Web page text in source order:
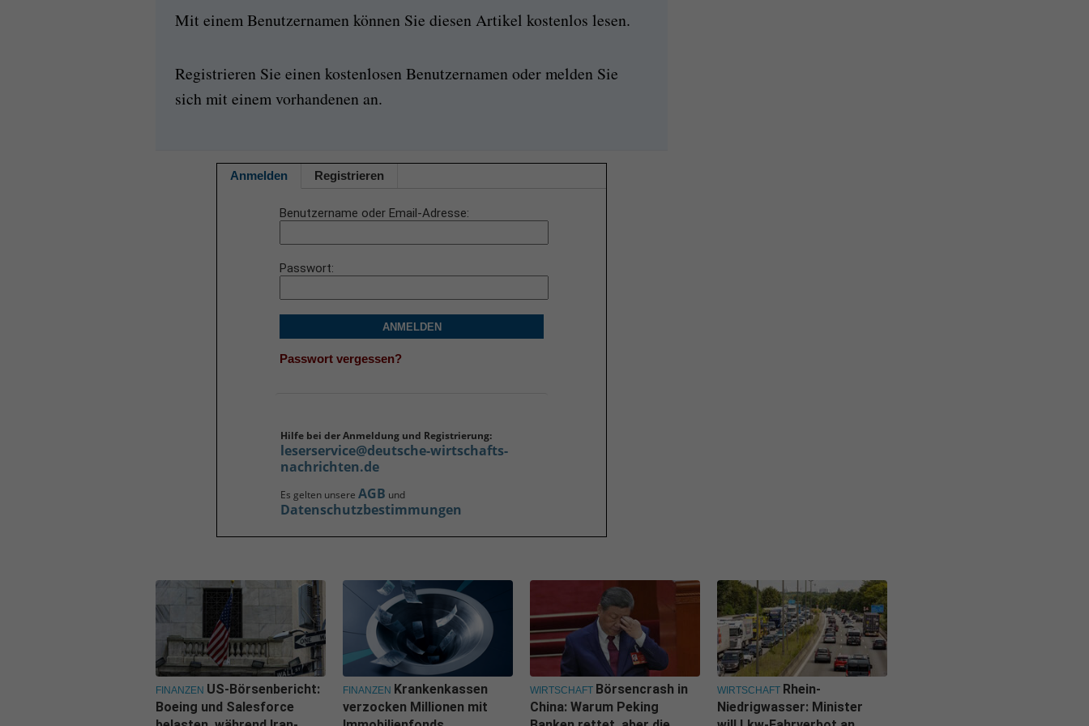
Mit einem Benutzernamen können Sie diesen Artikel kostenlos lesen.
Registrieren Sie einen kostenlosen Benutzernamen oder melden Sie
sich mit einem vorhandenen an.
Anmelden Registrieren
Benutzername oder Email-Adresse
Passwort
ANMELDEN
Passwort vergessen?
Hilfe bei der Anmeldung und Registrierung:
leserservice@deutsche-wirtschafts-
nachrichten.de
Es gelten unsere AGB und
Datenschutzbestimmungen
FINANZEN US-Börsenbericht:
Boeing und Salesforce
FINANZEN Krankenkassen
verzocken Millionen mit
WIRTSCHAFT Börsencrash in
China: Warum Peking
WIRTSCHAFT Rhein-
Niedrigwasser: Minister